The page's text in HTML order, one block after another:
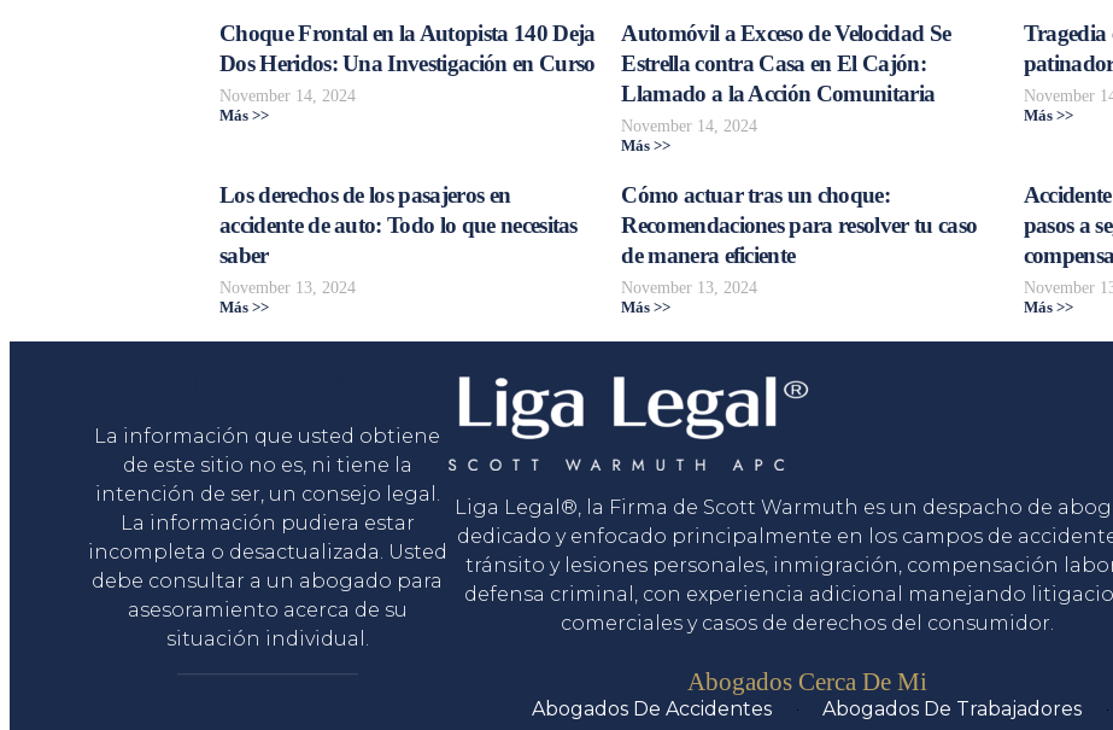
Choque Frontal en la Autopista 140 Deja
Dos Heridos: Una Investigación en Curso
November 14, 2024
Más >>
Automóvil a Exceso de Velocidad Se
Estrella contra Casa en El Cajón:
Llamado a la Acción Comunitaria
November 14, 2024
Más >>
Tragedia
November
Más >>
Los derechos de los pasajeros en
accidente de auto: Todo lo que necesitas
saber
November 13, 2024
Más >>
Cómo actuar tras un choque:
Recomendaciones para resolver tu caso
de manera eficiente
November 13, 2024
Más >>
pasos a
November
Más >>
La información que usted obtiene
de este sitio no es, ni tiene la
intención de ser, un consejo legal.
La información pudiera estar
incompleta o desactualizada. Usted
debe consultar a un abogado para
asesoramiento acerca de su
situación individual.
Liga Legal®, la Firma de Scott Warmuth es un despacho de
dedicado y enfocado principalmente en los campos de
tránsito y lesiones personales, inmigración, compensación
defensa criminal, con experiencia adicional manejando
comerciales y casos de derechos del consumidor.
Abogados Cerca De Mi
Abogados De Accidentes
Abogados De Trabajadores